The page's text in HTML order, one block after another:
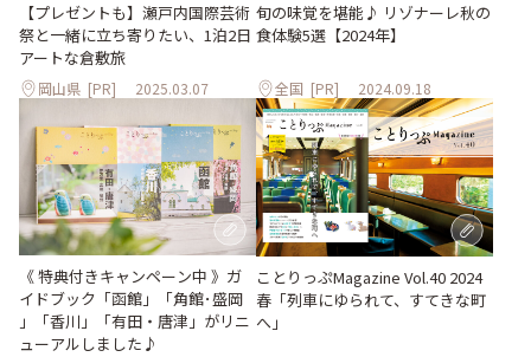
【プレゼントも】瀬戸内国際芸術
祭と一緒に立ち寄りたい、1泊2日
アートな倉敷旅
岡山県 [PR] 2025.03.07
旬の味覚を堪能♪ リゾナーレ秋の
食体験5選【2024年】
全国 [PR] 2024.09.18
《 特典付きキャンペーン中 》ガ
イドブック「函館」「角館･盛岡
」「香川」「有田・唐津」がリニ
ューアルしました♪
ことりっぷMagazine Vol.40 2024
春「列車にゆられて、すてきな町
へ」